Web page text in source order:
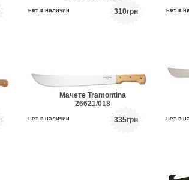
нет в наличии 310грн нет в
Мачете Tramontina
26621/018
нет в наличии 335грн нет в